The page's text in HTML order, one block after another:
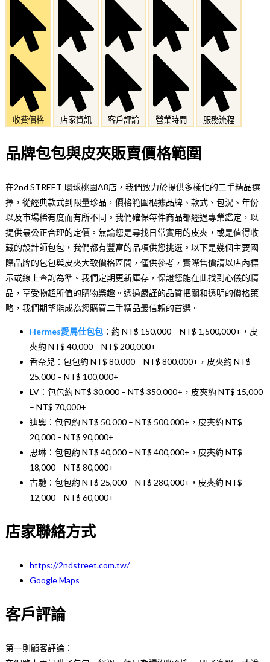
收費價格 店家資訊 客戶評論 營業時間 服務流程
品牌包包與皮夾販賣價格範圍
在2nd STREET 環球桃園A8店，我們致力於提供多樣化的二手精品選
擇，從經典款式到限量珍品，價格範圍根據品牌、款式、包況、年份
以及市場稀有度而有所不同。我們確保每件商品都經過專業鑑定，以
提供最公正合理的定價。無論您是尋找日常實用的皮夾，或是值得收
藏的設計師包包，我們都有豐富的品項供您挑選。以下是幾個主要國
際品牌的包包與皮夾大致價格區間，僅供參考，實際售價請以店內標
示或線上查詢為準。我們定期更新庫存，保證您能在此找到心儀的精
品，享受物超所值的購物樂趣。透過嚴謹的品質把關和透明的價格策
略，我們期望能成為您購買二手精品最信賴的首選。
Hermes愛馬仕包包 ：約 NT$ 150,000 – NT$ 1,500,000+，皮
夾約 NT$ 40,000 – NT$ 200,000+
香奈兒：包包約 NT$ 80,000 – NT$ 800,000+，皮夾約 NT$
25,000 – NT$ 100,000+
LV：包包約 NT$ 30,000 – NT$ 350,000+，皮夾約 NT$ 15,000
– NT$ 70,000+
迪奧：包包約 NT$ 50,000 – NT$ 500,000+，皮夾約 NT$
20,000 – NT$ 90,000+
思琳：包包約 NT$ 40,000 – NT$ 400,000+，皮夾約 NT$
18,000 – NT$ 80,000+
古馳：包包約 NT$ 25,000 – NT$ 280,000+，皮夾約 NT$
12,000 – NT$ 60,000+
店家聯絡方式
https://2ndstreet.com.tw/
Google Maps
客戶評論
第一則顧客評論：